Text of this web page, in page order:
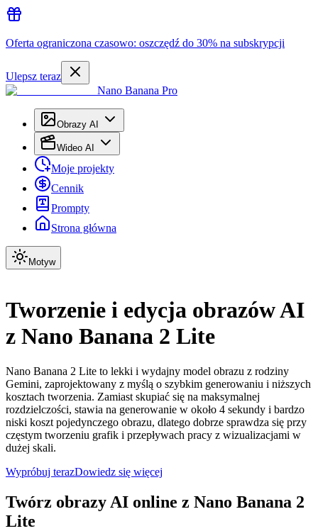
Oferta ograniczona czasowo: oszczędź do 30% na subskrypcji
Ulepsz teraz
Nano Banana Pro
Obrazy AI
Wideo AI
Moje projekty
Cennik
Prompty
Strona główna
Motyw
Tworzenie i edycja obrazów AI
z Nano Banana 2 Lite
Nano Banana 2 Lite to lekki i wydajny model obrazu z rodziny
Gemini, zaprojektowany z myślą o szybkim generowaniu i niższych
kosztach tworzenia. Zamiast skupiać się na maksymalnej
rozdzielczości, stawia na generowanie w około 4 sekundy i bardzo
niski koszt pojedynczego obrazu, dlatego dobrze sprawdza się przy
częstym tworzeniu grafik i przepływach pracy z wizualizacjami w
dużej skali.
Wypróbuj terazDowiedz się więcej
Twórz obrazy AI online z Nano Banana 2
Lite